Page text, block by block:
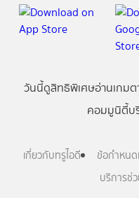
วันนี้ดูสิทธิพิเศษอ่านเกมต
คอมมูนิตี้บ
เกี่ยวกับทรูไอดี ข้อกำหนด
บริการช่